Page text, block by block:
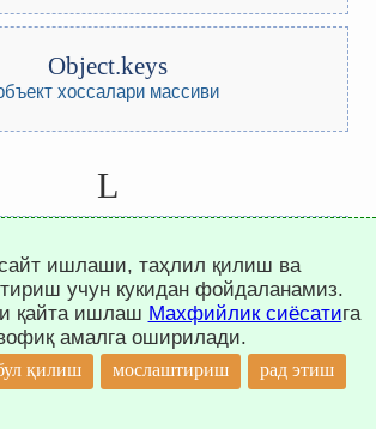
Object.keys
хоссалари массиви
L
Math.log
табиий логарифм
Math.LN2
2нинг табиий логарифми
ишлаши, таҳлил қилиш ва
учун кукидан фойдаланамиз.
қайта ишлаш Махфийлик сиёсатига
амалга оширилади.
қилиш мослаштириш рад этиш